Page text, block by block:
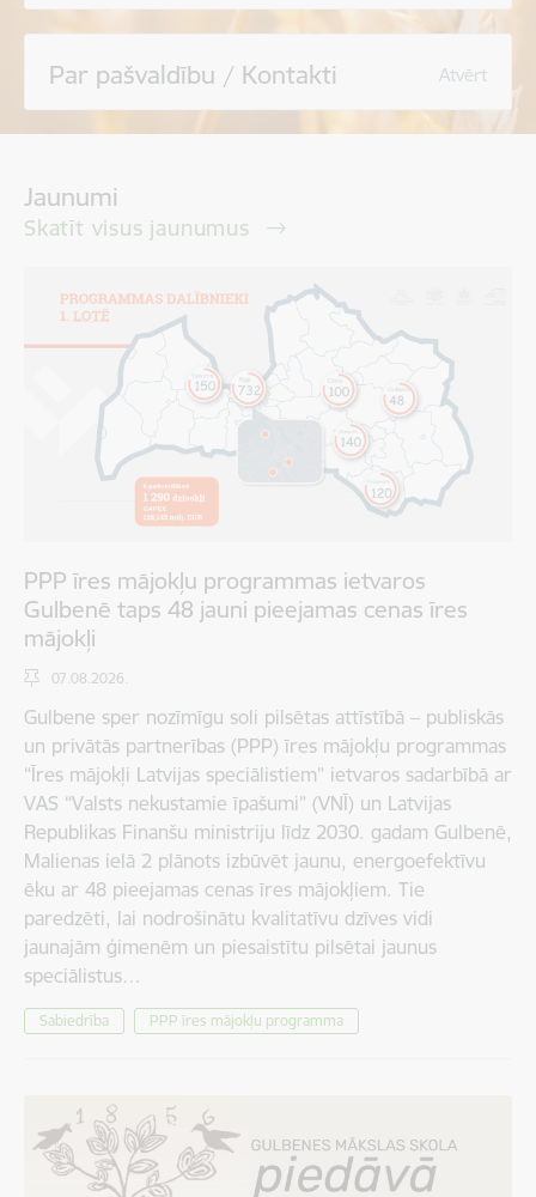
Par pašvaldību / Kontakti Atvērt
Jaunumi
Skatīt visus jaunumus
PPP īres mājokļu programmas ietvaros
Gulbenē taps 48 jauni pieejamas cenas īres
mājokļi
07.08.2026.
Gulbene sper nozīmīgu soli pilsētas attīstībā – publiskās
un privātās partnerības (PPP) īres mājokļu programmas
“Īres mājokļi Latvijas speciālistiem” ietvaros sadarbībā ar
VAS “Valsts nekustamie īpašumi” (VNĪ) un Latvijas
Republikas Finanšu ministriju līdz 2030. gadam Gulbenē,
Malienas ielā 2 plānots izbūvēt jaunu, energoefektīvu
ēku ar 48 pieejamas cenas īres mājokļiem. Tie
paredzēti, lai nodrošinātu kvalitatīvu dzīves vidi
jaunajām ģimenēm un piesaistītu pilsētai jaunus
speciālistus…
Sabiedrība PPP īres mājokļu programma